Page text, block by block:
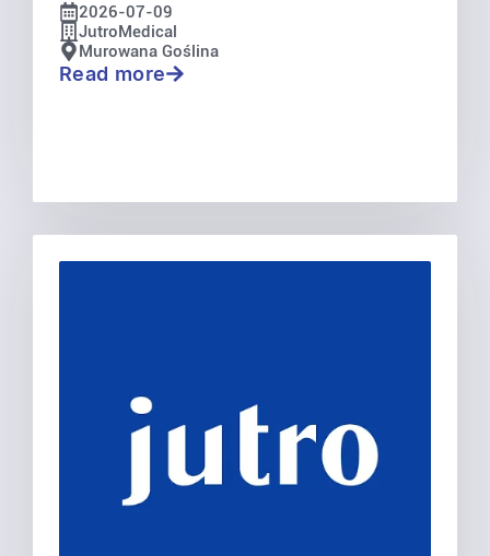
2026-07-09
JutroMedical
Murowana Goślina
Read more